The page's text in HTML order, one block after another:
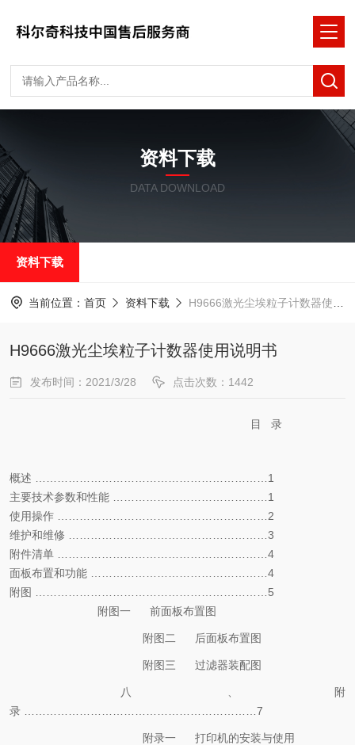
资料下载
DATA DOWNLOAD
资料下载
当前位置： 首页 资料下载 H9666激光尘埃粒子计数器使用说明书
H9666激光尘埃粒子计数器使用说明书
发布时间：2021/3/28 点击次数：1442
目 录
概述
………………………………………………………1
主要技术参数和性能
……………………………………1
使用操作
…………………………………………………2
维护和维修
………………………………………………3
附件清单
…………………………………………………4
面板布置和功能
…………………………………………4
附图
………………………………………………………5
附图一
前面板布置图
附图二 后面板布置图
附图三 过滤器装配图
八、附
录
………………………………………………………7
附录一 打印机的安装与使用